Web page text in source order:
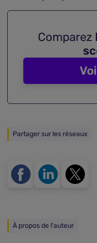
Comparez
Partager sur les réseaux
À propos de l'auteur